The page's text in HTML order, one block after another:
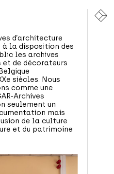
d’architecture
la disposition des
les archives
et de décorateurs
siècles. Nous
comme une
Archives
seulement un
mais
de la culture
et du patrimoine